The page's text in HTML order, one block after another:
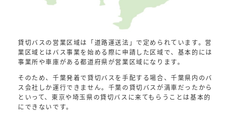
貸切バスの営業区域は「道路運送法」で定められています。営
業区域とはバス事業を始める際に申請した区域で、基本的には
事業所や車庫がある都道府県が営業区域になります。
そのため、千葉発着で貸切バスを手配する場合、千葉県内のバ
ス会社しか運行できません。千葉の貸切バスが満車だったから
といって、東京や埼玉県の貸切バスに来てもらうことは基本的
にできないです。